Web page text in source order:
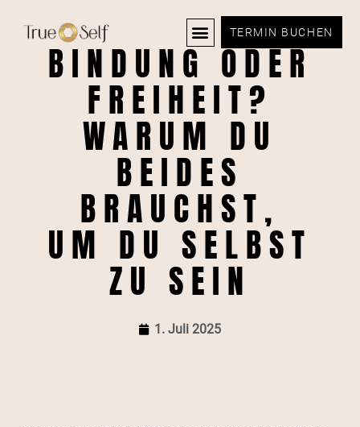
TERMIN BUCHEN
BINDUNG ODER
FREIHEIT?
WARUM DU
BEIDES
BRAUCHST,
UM DU SELBST
ZU SEIN
1. Juli 2025